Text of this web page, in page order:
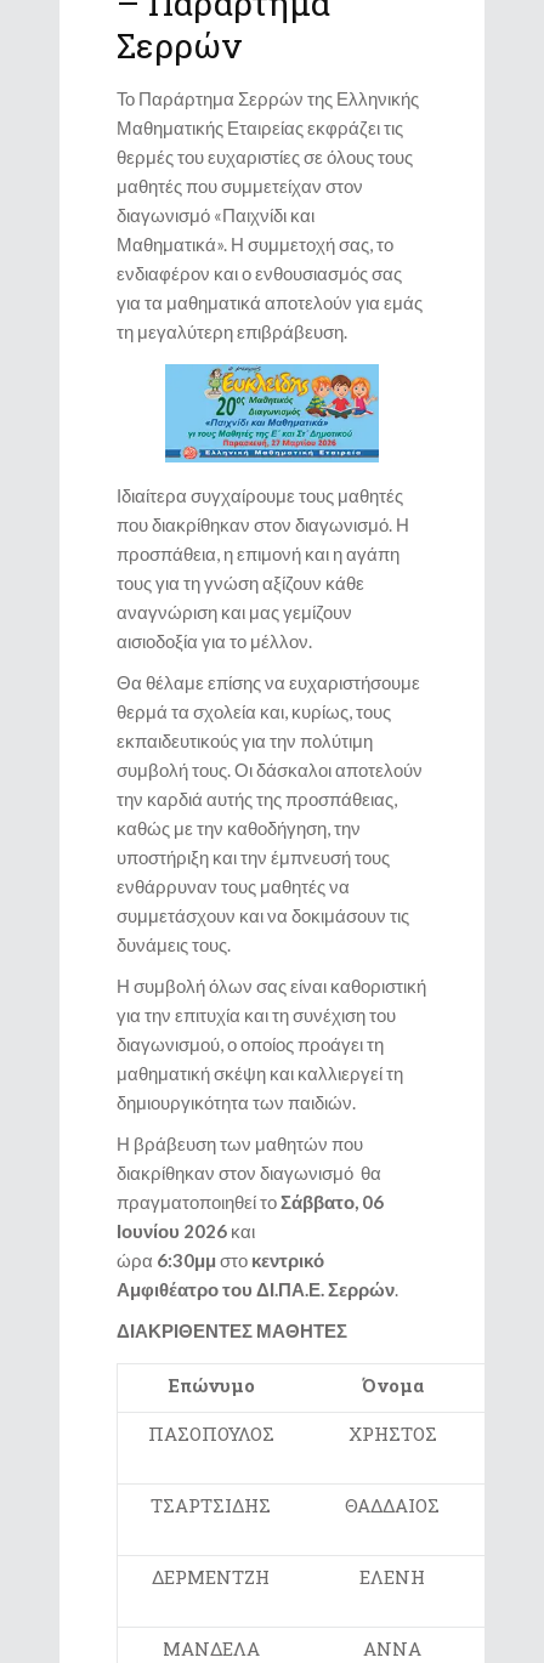
Σερρών
Το Παράρτημα Σερρών της Ελληνικής
Μαθηματικής Εταιρείας εκφράζει τις
θερμές του ευχαριστίες σε όλους τους
μαθητές που συμμετείχαν στον
διαγωνισμό «Παιχνίδι και
Μαθηματικά». Η συμμετοχή σας, το
ενδιαφέρον και ο ενθουσιασμός σας
για τα μαθηματικά αποτελούν για εμάς
τη μεγαλύτερη επιβράβευση.
Ιδιαίτερα συγχαίρουμε τους μαθητές
που διακρίθηκαν στον διαγωνισμό. Η
προσπάθεια, η επιμονή και η αγάπη
τους για τη γνώση αξίζουν κάθε
αναγνώριση και μας γεμίζουν
αισιοδοξία για το μέλλον.
Θα θέλαμε επίσης να ευχαριστήσουμε
θερμά τα σχολεία και, κυρίως, τους
εκπαιδευτικούς για την πολύτιμη
συμβολή τους. Οι δάσκαλοι αποτελούν
την καρδιά αυτής της προσπάθειας,
καθώς με την καθοδήγηση, την
υποστήριξη και την έμπνευσή τους
ενθάρρυναν τους μαθητές να
συμμετάσχουν και να δοκιμάσουν τις
δυνάμεις τους.
Η συμβολή όλων σας είναι καθοριστική
για την επιτυχία και τη συνέχιση του
διαγωνισμού, ο οποίος προάγει τη
μαθηματική σκέψη και καλλιεργεί τη
δημιουργικότητα των παιδιών.
Η βράβευση των μαθητών που
διακρίθηκαν στον διαγωνισμό θα
πραγματοποιηθεί τοΣάββατο, 06
Ιουνίου 2026 και
ώρα 6:30μμ στο κεντρικό
Αμφιθέατρο του ΔΙ.ΠΑ.Ε. Σερρών.
ΔΙΑΚΡΙΘΕΝΤΕΣ ΜΑΘΗΤΕΣ
Επώνυμο Όνομα
ΠΑΣΟΠΟΥΛΟΣ
ΧΡΗΣΤΟΣ
ΤΣΑΡΤΣΙΔΗΣ ΘΑΔΔΑΙΟΣ
ΔΕΡΜΕΝΤΖΗ ΕΛΕΝΗ
ΜΑΝΔΕΛΑ ΑΝΝΑ